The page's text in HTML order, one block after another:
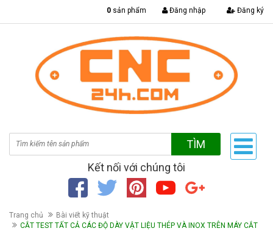
0 sản phẩm Đăng nhập Đăng ký
TÌM
Kết nối với chúng tôi
Trang chủ
Bài viết kỹ thuật
CẮT TEST TẤT CẢ CÁC ĐỘ DÀY VẬT LIỆU THÉP VÀ INOX TRÊN MÁY CẮT